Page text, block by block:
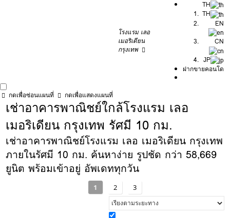
โรงแรม เลอ
เมอริเดียน
กรุงเทพ
TH
TH
EN
CN
JP
ฝากขายคอนโด
กดเพื่อซ่อนแผนที่ กดเพื่อแสดงแผนที่
เช่าอาคารพาณิชย์ใกล้โรงแรม เลอ
เมอริเดียน กรุงเทพ รัศมี 10 กม.
เช่าอาคารพาณิชย์โรงแรม เลอ เมอริเดียน กรุงเทพ
ภายในรัศมี 10 กม. ค้นหาง่าย รูปชัด กว่า 58,669
ยูนิต พร้อมเข้าอยู่ อัพเดททุกวัน
1 2 3